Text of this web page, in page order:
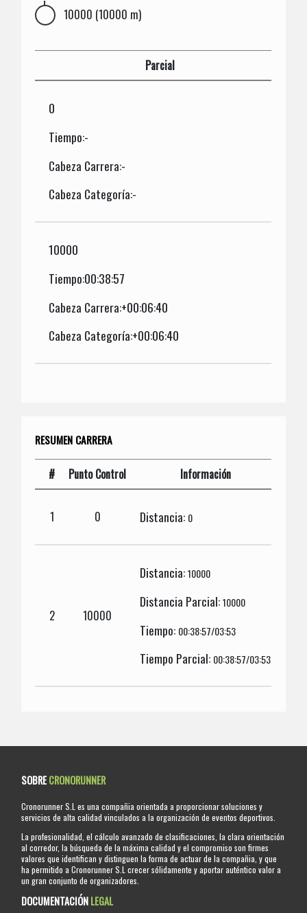
10000 (10000 m)
Parcial
0
Tiempo:-
Cabeza Carrera:-
Cabeza Categoría:-
10000
Tiempo:00:38:57
Cabeza Carrera:+00:06:40
Cabeza Categoría:+00:06:40
RESUMEN CARRERA
# Punto Control Información
1 0 Distancia: 0
2 10000
Distancia:10000
Distancia Parcial:10000
Tiempo: 00:38:57/03:53
Tiempo Parcial: 00:38:57/03:53
SOBRECRONORUNNER
Cronorunner S.L es una compañia orientada a proporcionar soluciones y
servicios de alta calidad vinculados a la organización de eventos deportivos.
La profesionalidad, el cálculo avanzado de clasificaciones, la clara orientación
al corredor, la búsqueda de la máxima calidad y el compromiso son firmes
valores que identifican y distinguen la forma de actuar de la compañia, y que
ha permitido a Cronorunner S.L crecer sólidamente y aportar auténtico valor a
un gran conjunto de organizadores.
DOCUMENTACIÓNLEGAL